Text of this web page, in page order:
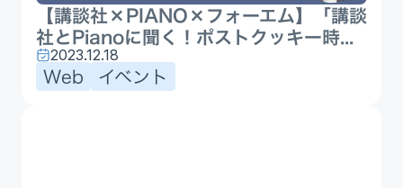
【講談社×PIANO×フォーエム】「講談
社とPianoに聞く！ポストクッキー時...
2023.12.18
Web イベント